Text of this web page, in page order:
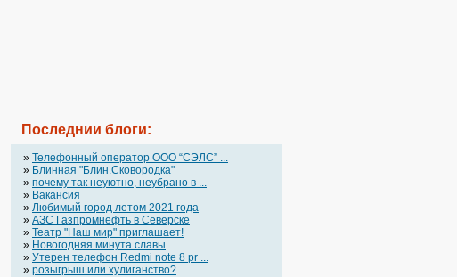
Последнии блоги:
» Телефонный оператор OOO “СЭЛС” ...
» Блинная "Блин.Сковородка"
» почему так неуютно, неубрано в ...
» Вакансия
» Любимый город летом 2021 года
» АЗС Газпромнефть в Северске
» Театр "Наш мир" приглашает!
» Новогодняя минута славы
» Утерен телефон Redmi note 8 pr ...
» розыгрыш или хулиганство?